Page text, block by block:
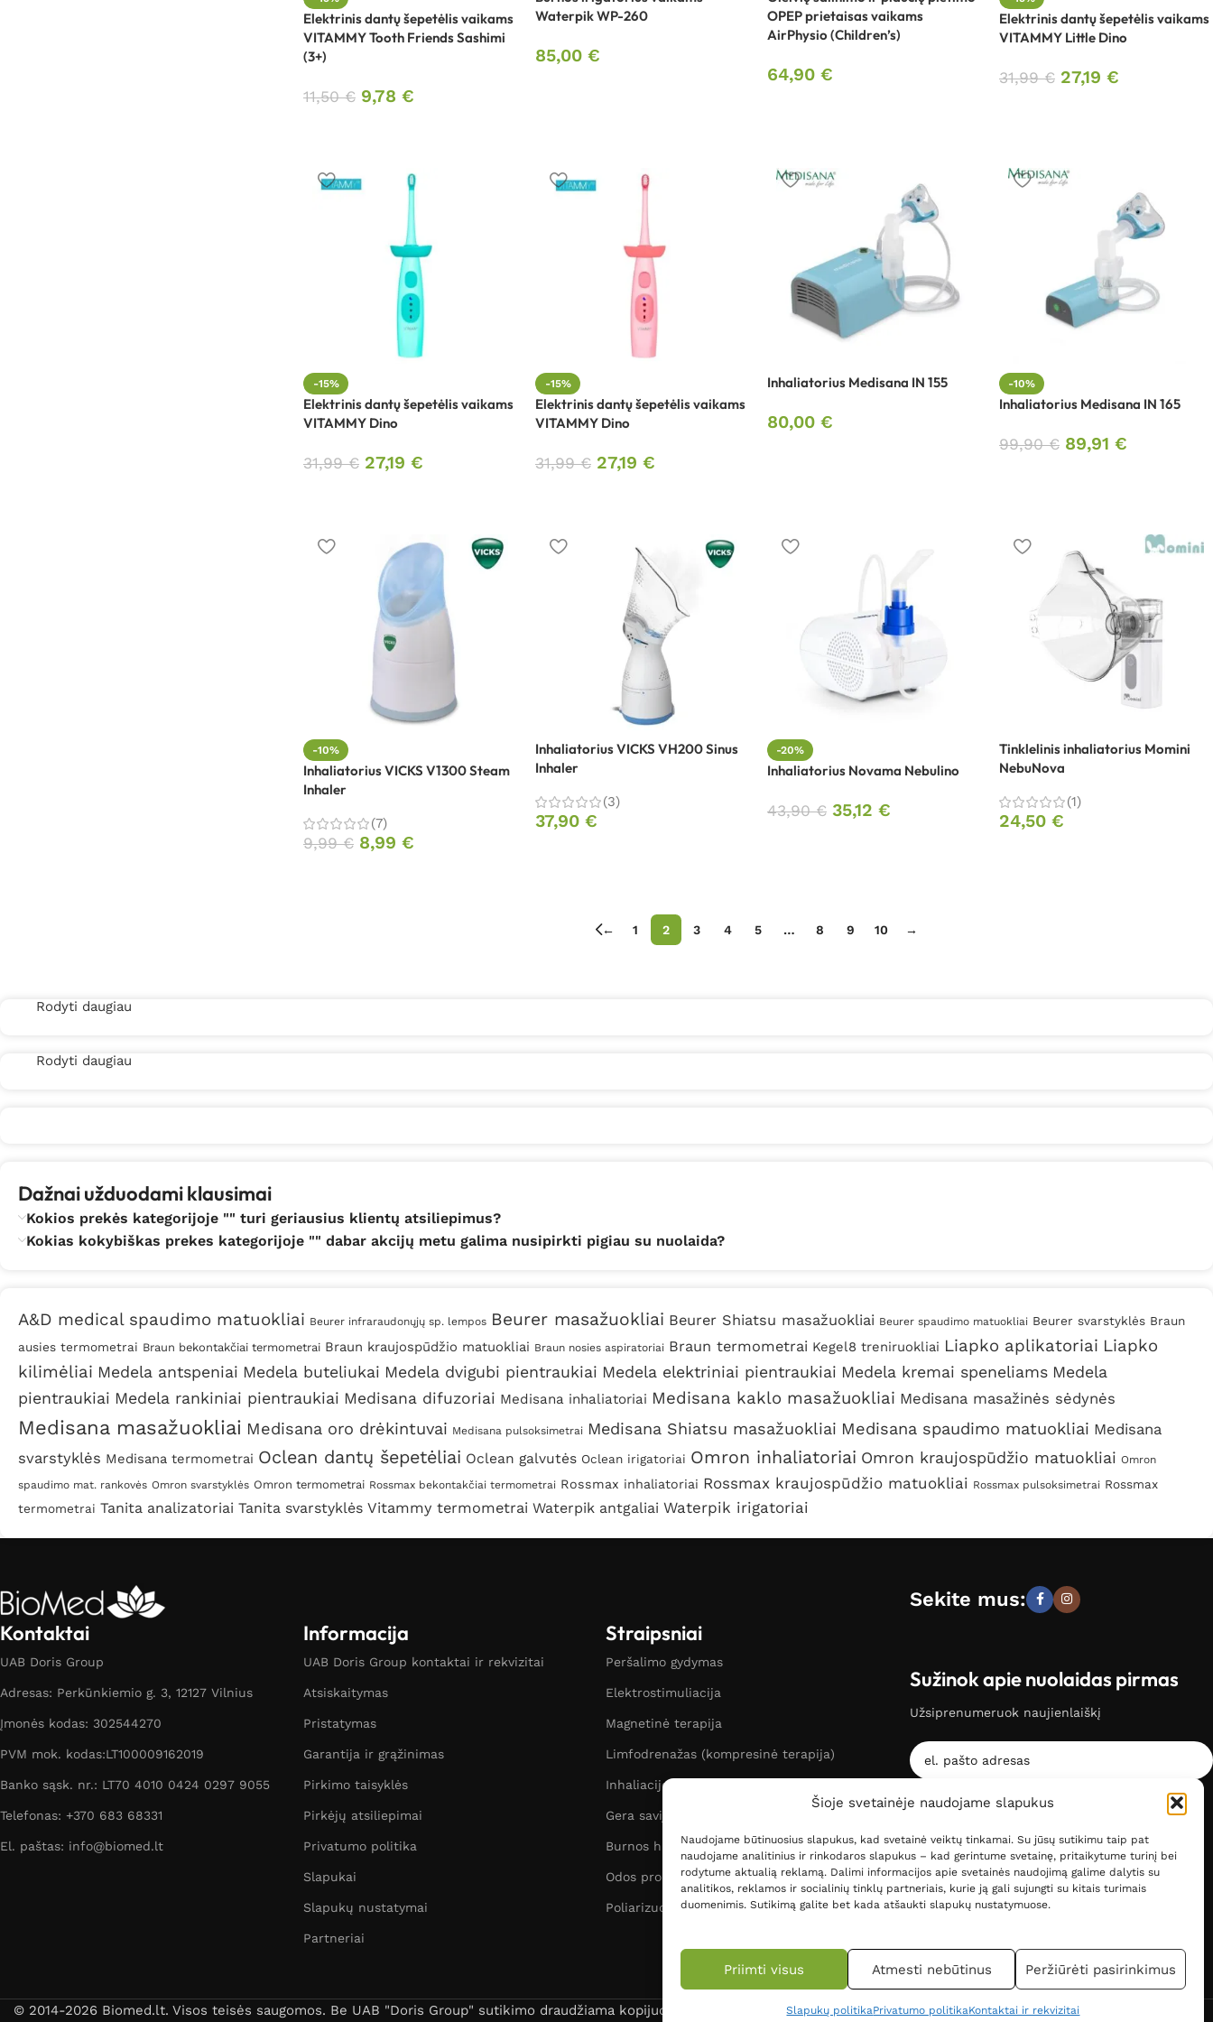
Šioje svetainėje naudojame slapukus
Naudojame būtinuosius slapukus, kad svetainė veiktų tinkamai. Su jūsų sutikimu taip pat
naudojame analitinius ir rinkodaros slapukus – kad gerintume svetainę, pritaikytume turinį bei
rodytume aktualią reklamą. Dalimi informacijos apie svetainės naudojimą galime dalytis su
analitikos, reklamos ir socialinių tinklų partneriais, kurie ją gali sujungti su kitais turimais
duomenimis. Sutikimą galite bet kada atšaukti slapukų nustatymuose.
Priimti visus Atmesti nebūtinus Peržiūrėti pasirinkimus
Slapukų politikaPrivatumo politikaKontaktai ir rekvizitai
Elektrinis dantų šepetėlis vaikams
VITAMMY Tooth Friends Sashimi
(3+)
11,50€ 9,78 €
Waterpik WP-260
85,00 €
OPEP prietaisas vaikams
AirPhysio (Children’s)
64,90 €
Elektrinis dantų šepetėlis vaikams
VITAMMY Little Dino
31,99€ 27,19 €
-15%
Elektrinis dantų šepetėlis vaikams
VITAMMY Dino
31,99€ 27,19 €
-15%
Elektrinis dantų šepetėlis vaikams
VITAMMY Dino
31,99€ 27,19 €
Inhaliatorius Medisana IN 155
80,00 €
-10%
Inhaliatorius Medisana IN 165
99,90€ 89,91 €
-10%
Inhaliatorius VICKS V1300 Steam
Inhaler
(7)
9,99€ 8,99 €
Inhaliatorius VICKS VH200 Sinus
Inhaler
(3)
37,90 €
-20%
Inhaliatorius Novama Nebulino
43,90€ 35,12 €
Tinklelinis inhaliatorius Momini
NebuNova
(1)
24,50 €
← 1 2 3 4 5 … 8 9 10 →
Rodyti daugiau
Rodyti daugiau
Dažnai užduodami klausimai
Kokios prekės kategorijoje "" turi geriausius klientų atsiliepimus?
Kokias kokybiškas prekes kategorijoje "" dabar akcijų metu galima nusipirkti pigiau su nuolaida?
A&D medical spaudimo matuokliai Beurer infraraudonųjų sp. lempos Beurer masažuokliai Beurer Shiatsu masažuokliai Beurer spaudimo matuokliai Beurer svarstyklės Braun
ausies termometrai Braun bekontakčiai termometrai Braun kraujospūdžio matuokliai Braun nosies aspiratoriai Braun termometrai Kegel8 treniruokliai Liapko aplikatoriai Liapko
kilimėliai Medela antspeniai Medela buteliukai Medela dvigubi pientraukiai Medela elektriniai pientraukiai Medela kremai speneliams Medela
pientraukiai Medela rankiniai pientraukiai Medisana difuzoriai Medisana inhaliatoriai Medisana kaklo masažuokliai Medisana masažinės sėdynės
Medisana masažuokliai Medisana oro drėkintuvai Medisana pulsoksimetrai Medisana Shiatsu masažuokliai Medisana spaudimo matuokliai Medisana
svarstyklės Medisana termometrai Oclean dantų šepetėliai Oclean galvutės Oclean irigatoriai Omron inhaliatoriai Omron kraujospūdžio matuokliai Omron
spaudimo mat. rankovės Omron svarstyklės Omron termometrai Rossmax bekontakčiai termometrai Rossmax inhaliatoriai Rossmax kraujospūdžio matuokliai Rossmax pulsoksimetrai Rossmax
termometrai Tanita analizatoriai Tanita svarstyklės Vitammy termometrai Waterpik antgaliai Waterpik irigatoriai
Kontaktai
UAB Doris Group
Adresas: Perkūnkiemio g. 3, 12127 Vilnius
Įmonės kodas: 302544270
PVM mok. kodas:LT100009162019
Banko sąsk. nr.: LT70 4010 0424 0297 9055
Telefonas: +370 683 68331
El. paštas: info@biomed.lt
Informacija
UAB Doris Group kontaktai ir rekvizitai
Atsiskaitymas
Pristatymas
Garantija ir grąžinimas
Pirkimo taisyklės
Pirkėjų atsiliepimai
Privatumo politika
Slapukai
Slapukų nustatymai
Partneriai
Straipsniai
Peršalimo gydymas
Elektrostimuliacija
Magnetinė terapija
Limfodrenažas (kompresinė terapija)
Inhaliacijos
Gera savijauta
Burnos higiena
Odos problemos
Poliarizuotos šviesos terapija
Sekite mus:
Sužinok apie nuolaidas pirmas
Užsiprenumeruok naujienlaiškį
Noriu gauti informaciją apie naujienas ir
© 2014-2026 Biomed.lt. Visos teisės saugomos. Be UAB "Doris Group" sutikimo draudžiama kopijuoti ir naudoti puslapio Biomed.lt tekstinę ir vizualinę informaciją. OPS sprendimas: